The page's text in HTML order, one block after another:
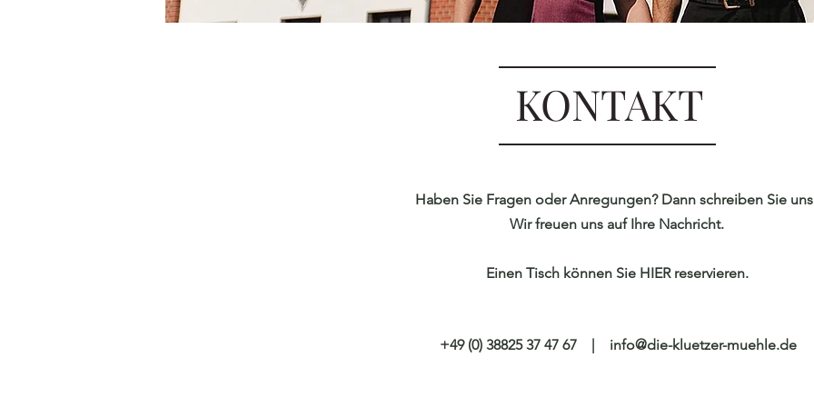
KONTAKT
Haben Sie Fragen oder Anregungen? Dann schreiben Sie
Wir freuen uns auf Ihre Nachricht.
Einen Tisch können Sie HIER reservieren.
+49 (0) 38825 37 47 67| info@die-kluetzer-muehle.de